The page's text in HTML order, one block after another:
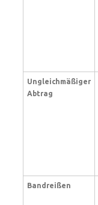
Ungleichmäßiger
Abtrag
Bandreißen